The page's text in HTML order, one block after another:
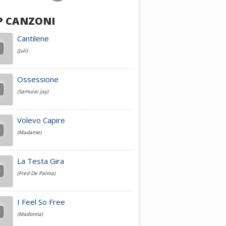
Achille Lauro
Cesare Cremonini
Jovanotti
Fedez
Simone Cristicchi
CANZONI
Cantilene
(Juli)
Ossessione
(Samurai Jay)
Volevo Capire
(Madame)
La Testa Gira
(Fred De Palma)
I Feel So Free
(Madonna)